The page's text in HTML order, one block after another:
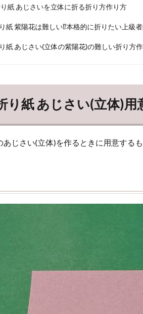
紙 あじさいを立体に折る折り方作り方
紙 紫陽花は難しい⁉本格的に折りたい上級
紙 あじさい(立体の紫陽花)の難しい折り方
り紙 あじさい(立体)用
じさい(立体)を作るときに用意する